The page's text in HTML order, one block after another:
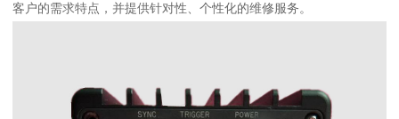
客户的需求特点，并提供针对性、个性化的维修服务。